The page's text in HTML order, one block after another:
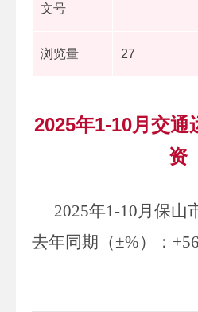
文号
浏览量 27
2025年1-10月交通
资
2025年1-10月保山
去年同期 （±%） ：